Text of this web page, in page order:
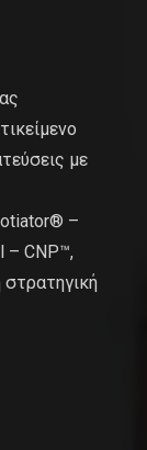
με
–
– CNP™,
στρατηγική